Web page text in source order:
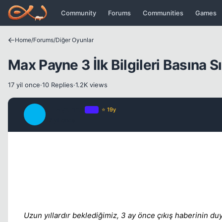
Icerige atla
Community Forums Communities Games
Home/Forums/Diğer Oyunlar
Max Payne 3 İlk Bilgileri Basına
17 yil once·10 Replies·1.2K views
⭐ 19y
Uzun yıllardır beklediğimiz, 3 ay önce çıkış haberinin